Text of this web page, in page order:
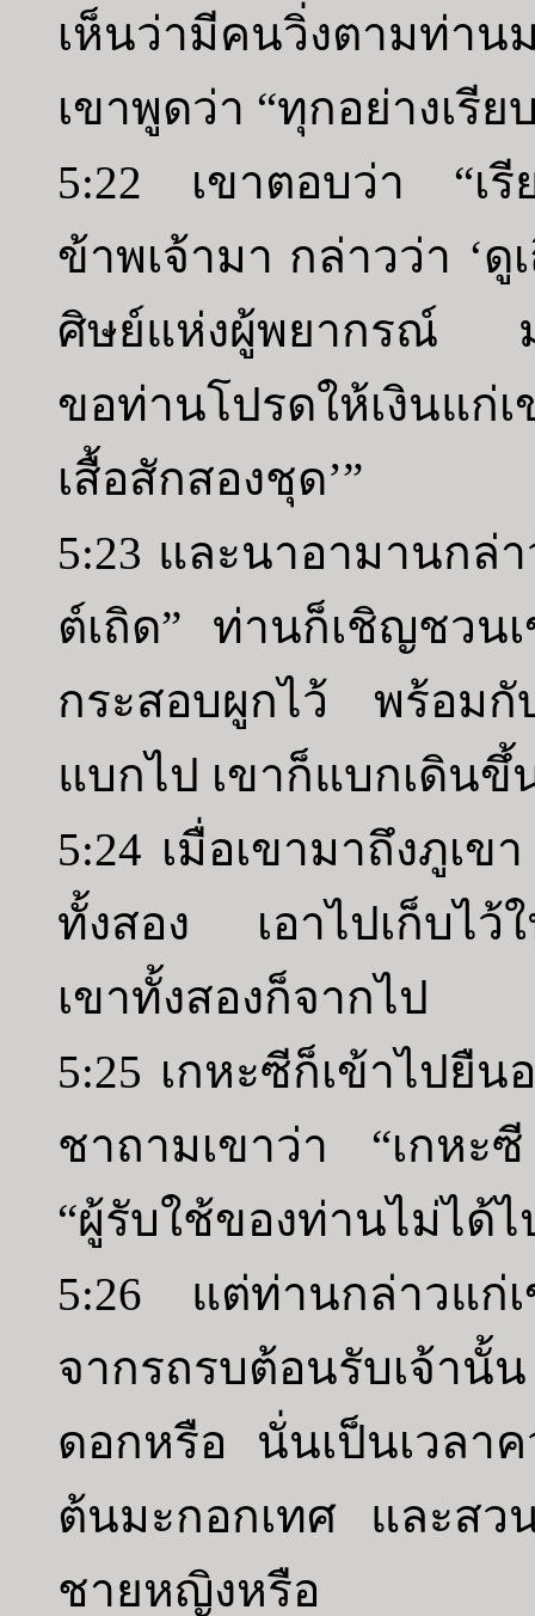
เห็นว่ามีคนวิ่งตามท่า
เขาพูดว่า “ทุกอย่างเรีย
5:22 เขาตอบว่า “เรี
ข้าพเจ้ามา กล่าวว่า ‘
ศิษย์แห่งผู้พยากรณ์ ม
ขอท่านโปรดให้เงินแก่
เสื้อสักสองชุด’”
5:23 และนาอามานกล่
ต์เถิด” ท่านก็เชิญชวน
กระสอบผูกไว้ พร้อมกั
แบกไป เขาก็แบกเดิน
5:24 เมื่อเขามาถึงภูเข
ทั้งสอง เอาไปเก็บไว้
เขาทั้งสองก็จากไป
5:25 เกหะซีก็เข้าไปยื
ชาถามเขาว่า “เกหะ
“ผู้รับใช้ของท่านไม่ได้ไ
5:26 แต่ท่านกล่าวแก่
จากรถรบต้อนรับเจ้านั้
ดอกหรือ นั่นเป็นเวลา
ต้นมะกอกเทศ และส
ชายหญิงหรือ